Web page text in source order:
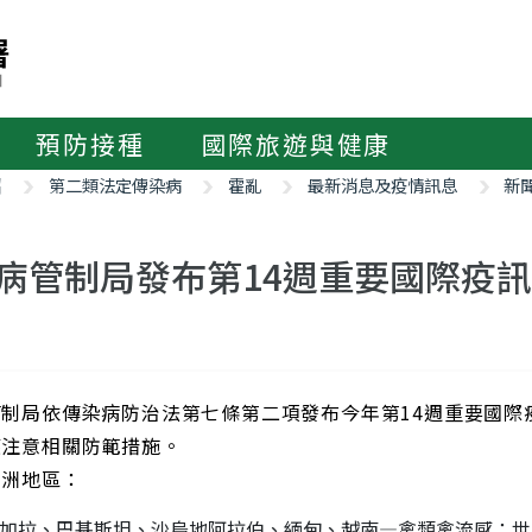
預防接種 國際旅遊與健康
第二類法定傳染病 霍亂 最新消息及疫情訊息 新
管制局發布第14週重要國際疫
局依傳染病防治法第七條第二項發布今年第14週重要國
意相關防範措施。
地區：